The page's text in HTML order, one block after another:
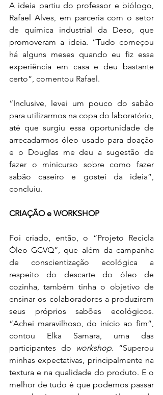
A ideia partiu do professor e biólogo,
Rafael Alves, em parceria com o setor
de química industrial da Deso, que
promoveram a ideia. “Tudo começou
há alguns meses quando eu fiz essa
experiência em casa e deu bastante
certo”, comentou Rafael.
“Inclusive, levei um pouco do sabão
para utilizarmos na copa do laboratório,
até que surgiu essa oportunidade de
arrecadarmos óleo usado para doação
e o Douglas me deu a sugestão de
fazer o minicurso sobre como fazer
sabão caseiro e gostei da ideia”,
concluiu.
CRIAÇÃO e WORKSHOP
Foi criado, então, o “Projeto Recicla
Óleo GCVQ”, que além da campanha
de conscientização ecológica a
respeito do descarte do óleo de
cozinha, também tinha o objetivo de
ensinar os colaboradores a produzirem
seus próprios sabões ecológicos.
“Achei maravilhoso, do início ao fim”,
contou Elka Samara, uma das
participantes do workshop. “Superou
minhas expectativas, principalmente na
textura e na qualidade do produto. E o
melhor de tudo é que podemos passar